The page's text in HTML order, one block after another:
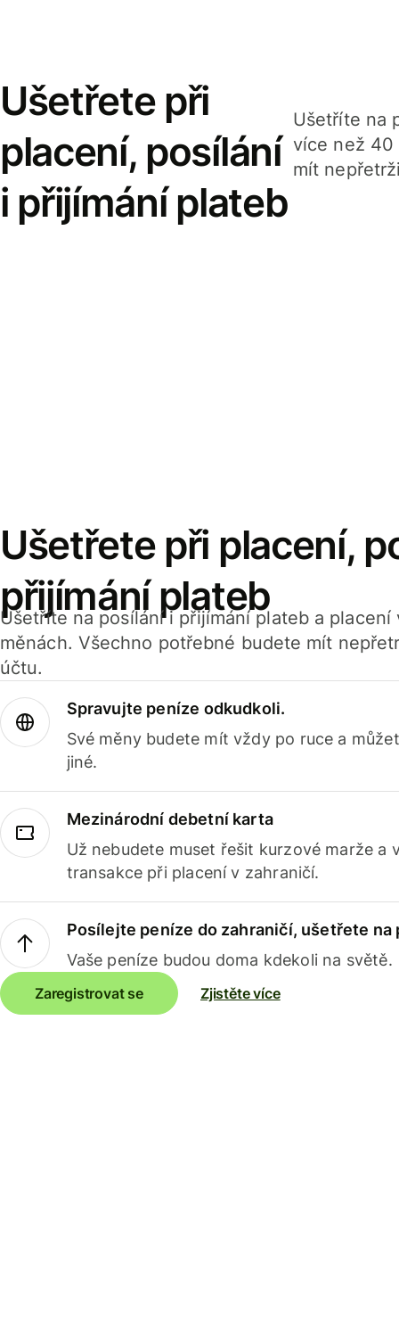
Ušetřete při
placení, posílání
i přijímání plateb
Ušetříte na
více než 40
mít
Ušetřete při placení,
přijímání plateb
Ušetříte na posílání i přijímání plateb a
měnách. Všechno potřebné budete mít
účtu.
Spravujte peníze odkudkoli.
Své měny budete mít vždy po ruce a
jiné.
Mezinárodní debetní karta
Už nebudete muset řešit kurzové marže a
transakce při placení v zahraničí.
Posílejte peníze do zahraničí, ušetřete na
Vaše peníze budou doma kdekoli na světě.
Zaregistrovat se Zjistěte více